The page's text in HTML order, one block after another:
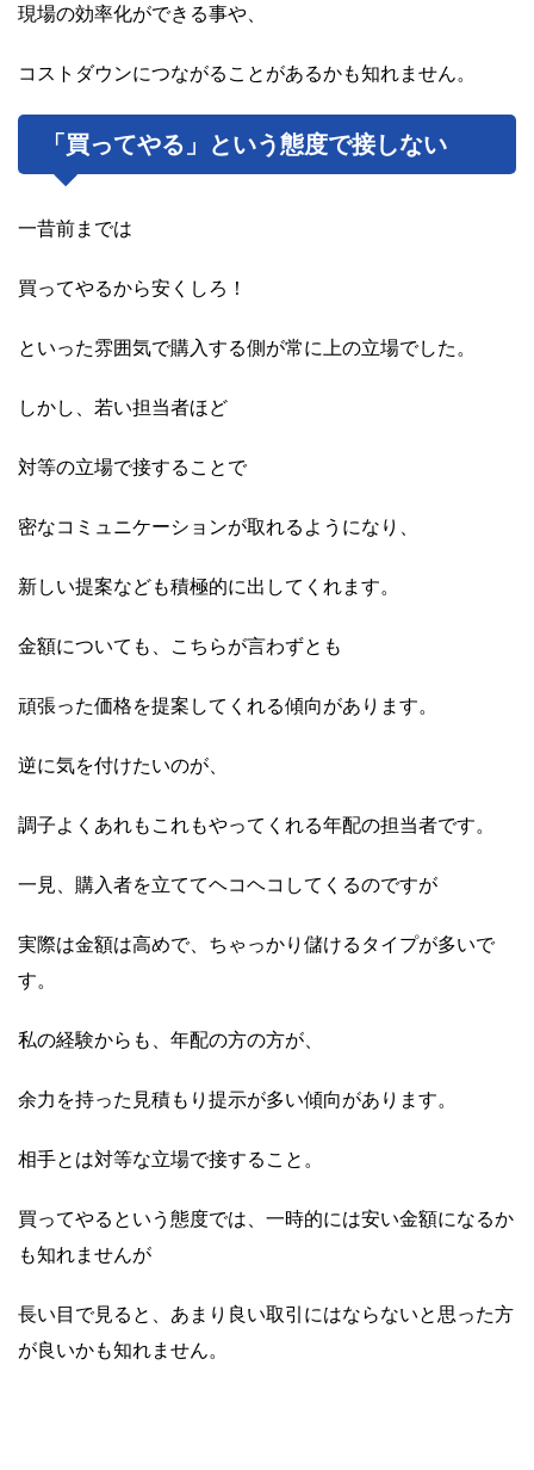
現場の効率化ができる事や、
コストダウンにつながることがあるかも知れません。
「買ってやる」という態度で接しない
一昔前までは
買ってやるから安くしろ！
といった雰囲気で購入する側が常に上の立場でした。
しかし、若い担当者ほど
対等の立場で接することで
密なコミュニケーションが取れるようになり、
新しい提案なども積極的に出してくれます。
金額についても、こちらが言わずとも
頑張った価格を提案してくれる傾向があります。
逆に気を付けたいのが、
調子よくあれもこれもやってくれる年配の担当者です。
一見、購入者を立ててヘコヘコしてくるのですが
実際は金額は高めで、ちゃっかり儲けるタイプが多いで
す。
私の経験からも、年配の方の方が、
余力を持った見積もり提示が多い傾向があります。
相手とは対等な立場で接すること。
買ってやるという態度では、一時的には安い金額になるか
も知れませんが
長い目で見ると、あまり良い取引にはならないと思った方
が良いかも知れません。